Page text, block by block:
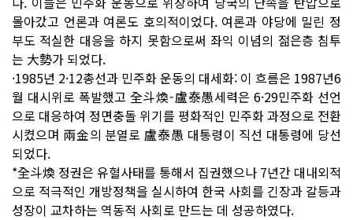
몰아갔고 언론과 여론도 호의적이었다. 여론과 야당에 밀린 정
부도 적실한 대응을 하지 못함으로써 좌익 이념의 젊은층 침투
는 大勢가 되었다.
·1985년 2·12총선과 민주화 운동의 대세화: 이 흐름은 1987년6
월 대시위로 폭발했고 全斗煥-盧泰愚세력은 6·29민주화 선언
으로 대응하여 정면충돌 위기를 평화적인 민주화 과정으로 전환
시켰으며 兩金의 분열로 盧泰愚 대통령이 직선 대통령에 당선
되었다.
*全斗煥 정권은 유혈사태를 통해서 집권했으나 7년간 대내외적
으로 적극적인 개방정책을 실시하여 한국 사회를 긴장과 갈등과
성장이 교차하는 역동적 사회로 만드는 데 성공하였다.